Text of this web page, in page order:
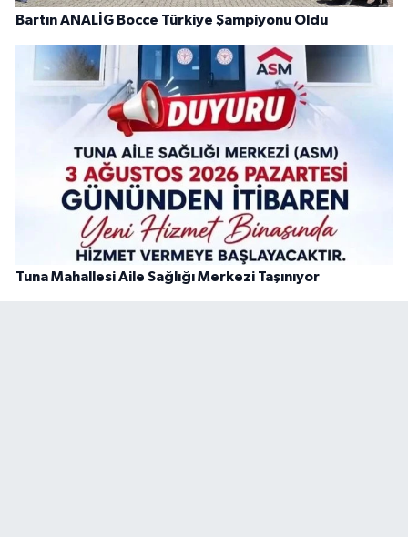
Bartın ANALİG Bocce Türkiye Şampiyonu Oldu
Tuna Mahallesi Aile Sağlığı Merkezi Taşınıyor